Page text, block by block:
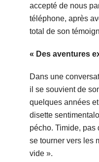
accepté de nous
téléphone, après
total de son
« Des aventures
Dans une
il se souvient de
quelques années
disette
pécho. Timide, pas
se tourner vers les
vide ».